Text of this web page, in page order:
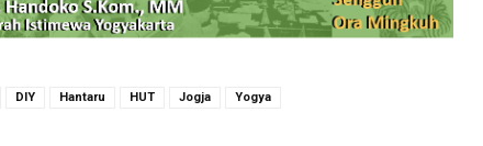
DIY Hantaru HUT Jogja Yogya